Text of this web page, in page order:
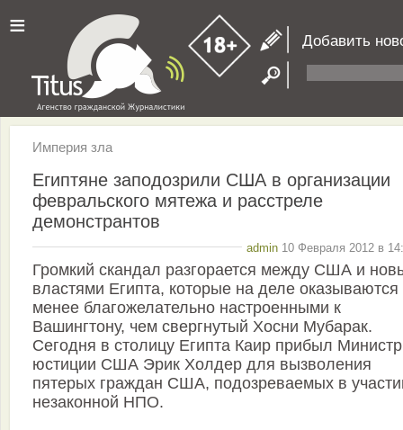
≡ Добавить
Империя зла
Египтяне заподозрили США в организации
февральского мятежа и расстреле
демонстрантов
admin 10 Февраля 2012 в
Громкий скандал разгорается между США и
властями Египта, которые на деле оказываются
менее благожелательно настроенными к
Вашингтону, чем свергнутый Хосни Мубарак.
Сегодня в столицу Египта Каир прибыл Министр
юстиции США Эрик Холдер для вызволения
пятерых граждан США, подозреваемых в
незаконной НПО.